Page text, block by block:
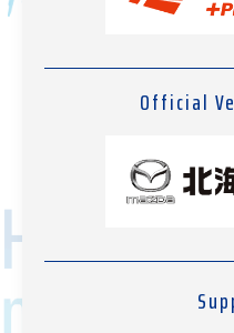
Official